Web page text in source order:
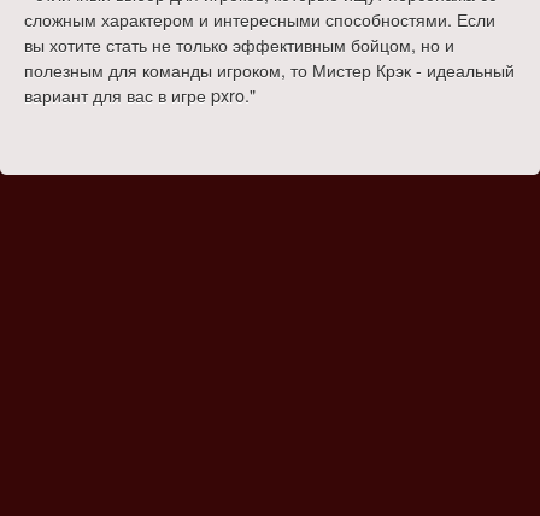
сложным характером и интересными способностями. Если
вы хотите стать не только эффективным бойцом, но и
полезным для команды игроком, то Мистер Крэк - идеальный
вариант для вас в игре pxro."